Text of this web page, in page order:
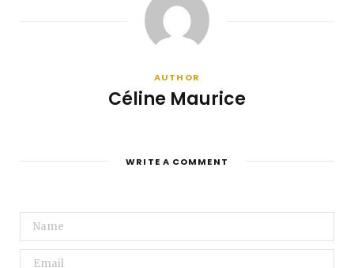
AUTHOR
Céline Maurice
WRITE A COMMENT